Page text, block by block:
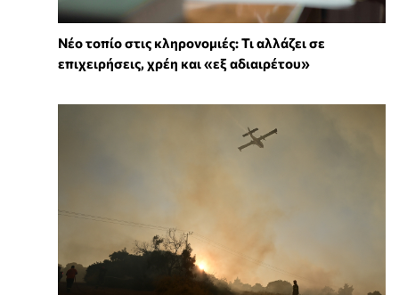
Νέο τοπίο στις κληρονομιές: Τι αλλάζει σε
επιχειρήσεις, χρέη και «εξ αδιαιρέτου»